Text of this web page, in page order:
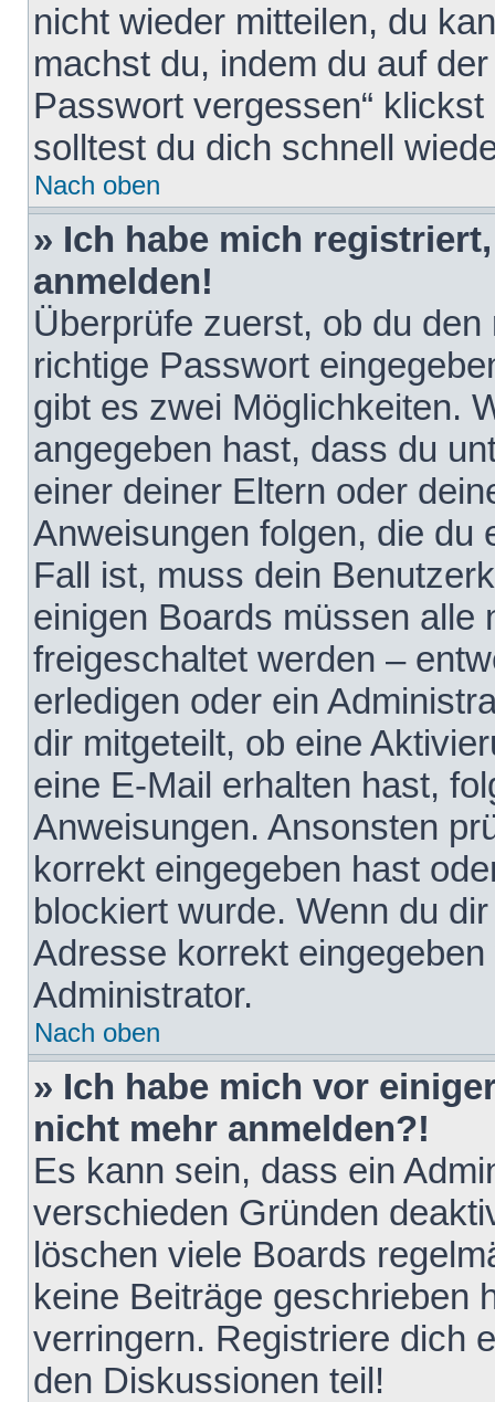
nicht wieder mitteilen, du
machst du, indem du auf
Passwort vergessen“
solltest du dich schnell
Nach oben
» Ich habe mich
anmelden!
Überprüfe zuerst, ob du
richtige Passwort
gibt es zwei Möglichkeiten.
angegeben hast, dass du
einer deiner Eltern oder
Anweisungen folgen, die du
Fall ist, muss dein
einigen Boards müssen alle
freigeschaltet werden –
erledigen oder ein
dir mitgeteilt, ob eine
eine E-Mail erhalten hast,
Anweisungen. Ansonsten
korrekt eingegeben hast
blockiert wurde. Wenn du
Adresse korrekt
Administrator.
Nach oben
» Ich habe mich vor
nicht mehr anmelden?!
Es kann sein, dass ein
verschieden Gründen
löschen viele Boards
keine Beiträge geschrieben
verringern. Registriere dich
den Diskussionen teil!